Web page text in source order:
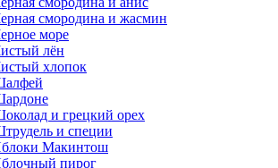
смородина и жасмин
море
лён
хлопок
и грецкий орех
и специи
Макинтош
пирог